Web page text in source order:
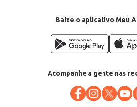
Baixe o aplicativo Meu
Acompanhe a gente nas